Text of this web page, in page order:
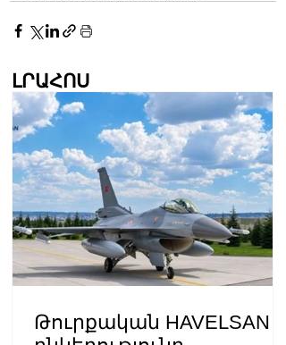
ԼՐԱՀՈՍ
Թուրքական HAVELSAN